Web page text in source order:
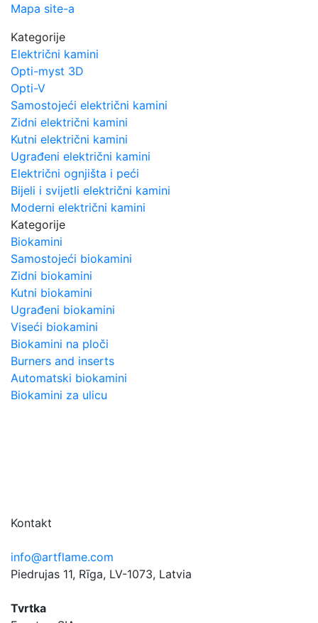
Mapa site-a
Kategorije
Električni kamini
Opti-myst 3D
Opti-V
Samostojeći električni kamini
Zidni električni kamini
Kutni električni kamini
Ugrađeni električni kamini
Električni ognjišta i peći
Bijeli i svijetli električni kamini
Moderni električni kamini
Kategorije
Biokamini
Samostojeći biokamini
Zidni biokamini
Kutni biokamini
Ugrađeni biokamini
Viseći biokamini
Biokamini na ploči
Burners and inserts
Automatski biokamini
Biokamini za ulicu
Kontakt
info@artflame.com
Piedrujas 11, Rīga, LV-1073, Latvia
Tvrtka